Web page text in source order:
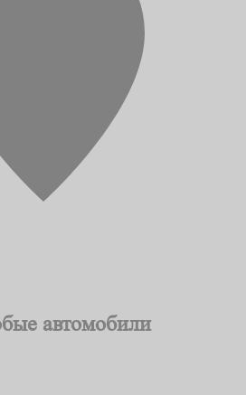
автомобили